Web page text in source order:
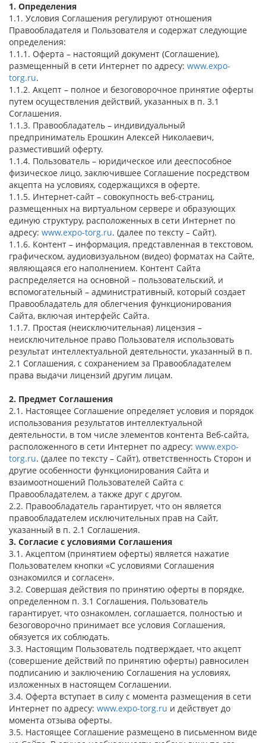
1. Определения
1.1. Условия Соглашения регулируют отношения
Правообладателя и Пользователя и содержат следующие
определения:
1.1.1. Оферта – настоящий документ (Соглашение),
размещенный в сети Интернет по адресу: www.expo-
torg.ru.
1.1.2. Акцепт – полное и безоговорочное принятие оферты
путем осуществления действий, указанных в п. 3.1
Соглашения.
1.1.3. Правообладатель – индивидуальный
предприниматель Ерошкин Алексей Николаевич,
разместивший оферту.
1.1.4. Пользователь – юридическое или дееспособное
физическое лицо, заключившее Соглашение посредством
акцепта на условиях, содержащихся в оферте.
1.1.5. Интернет-сайт – совокупность веб-страниц,
размещенных на виртуальном сервере и образующих
единую структуру, расположенных в сети Интернет по
адресу: www.expo-torg.ru. (далее по тексту – Сайт).
1.1.6. Контент – информация, представленная в текстовом,
графическом, аудиовизуальном (видео) форматах на Сайте,
являющаяся его наполнением. Контент Сайта
распределяется на основной – пользовательский, и
вспомогательный – административный, который создает
Правообладатель для облегчения функционирования
Сайта, включая интерфейс Сайта.
1.1.7. Простая (неисключительная) лицензия –
неисключительное право Пользователя использовать
результат интеллектуальной деятельности, указанный в п.
2.1 Соглашения, с сохранением за Правообладателем
права выдачи лицензий другим лицам.
2. Предмет Соглашения
2.1. Настоящее Соглашение определяет условия и порядок
использования результатов интеллектуальной
деятельности, в том числе элементов контента Веб-сайта,
расположенного в сети Интернет по адресу: www.expo-
torg.ru. (далее по тексту – Сайт), ответственность Сторон и
другие особенности функционирования Сайта и
взаимоотношений Пользователей Сайта с
Правообладателем, а также друг с другом.
2.2. Правообладатель гарантирует, что он является
правообладателем исключительных прав на Сайт,
указанный в п. 2.1 Соглашения.
3. Согласие с условиями Соглашения
3.1. Акцептом (принятием оферты) является нажатие
Пользователем кнопки «С условиями Соглашения
ознакомился и согласен».
3.2. Совершая действия по принятию оферты в порядке,
определенном п. 3.1 Соглашения, Пользователь
гарантирует, что ознакомлен, соглашается, полностью и
безоговорочно принимает все условия Соглашения,
обязуется их соблюдать.
3.3. Настоящим Пользователь подтверждает, что акцепт
(совершение действий по принятию оферты) равносилен
подписанию и заключению Соглашения на условиях,
изложенных в настоящем Соглашении.
3.4. Оферта вступает в силу с момента размещения в сети
Интернет по адресу: www.expo-torg.ru и действует до
момента отзыва оферты.
3.5. Настоящее Соглашение размещено в письменном виде